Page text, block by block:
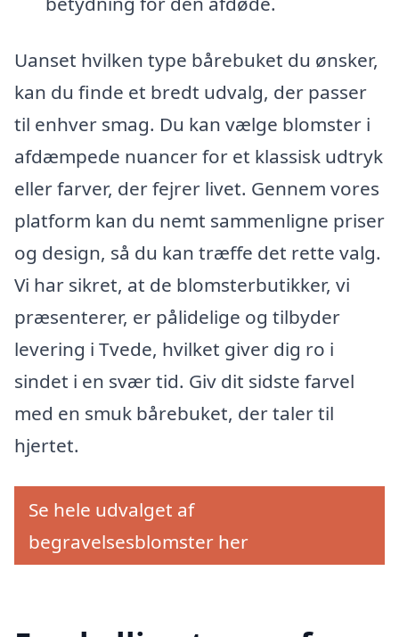
Uanset hvilken type bårebuket du ønsker,
kan du finde et bredt udvalg, der passer
til enhver smag. Du kan vælge blomster i
afdæmpede nuancer for et klassisk udtryk
eller farver, der fejrer livet. Gennem vores
platform kan du nemt sammenligne priser
og design, så du kan træffe det rette valg.
Vi har sikret, at de blomsterbutikker, vi
præsenterer, er pålidelige og tilbyder
levering i Tvede, hvilket giver dig ro i
sindet i en svær tid. Giv dit sidste farvel
med en smuk bårebuket, der taler til
hjertet.
Se hele udvalget af
begravelsesblomster her